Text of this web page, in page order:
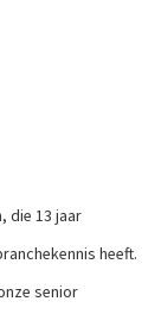
die 13 jaar
heeft.
senior